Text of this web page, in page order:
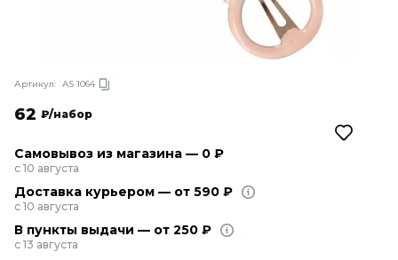
Артикул: AS 1064
62 ₽/набор
Самовывоз из магазина — 0 ₽
с 10 августа
Доставка курьером — от 590 ₽
с 10 августа
В пункты выдачи — от 250 ₽
с 13 августа